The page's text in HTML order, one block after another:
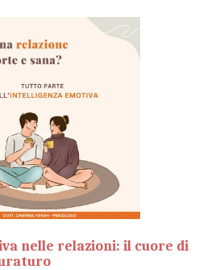
nelle relazioni: il cuore di